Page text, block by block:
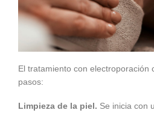
El tratamiento con electroporación
pasos:
Limpieza de la piel. Se inicia con